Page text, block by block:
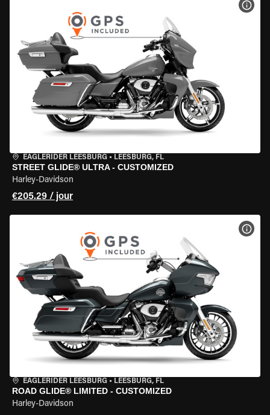
EAGLERIDER LEESBURG • LEESBURG, FL
STREET GLIDE® ULTRA - CUSTOMIZED
Harley-Davidson
€205.29 / jour
EAGLERIDER LEESBURG • LEESBURG, FL
ROAD GLIDE® LIMITED - CUSTOMIZED
Harley-Davidson